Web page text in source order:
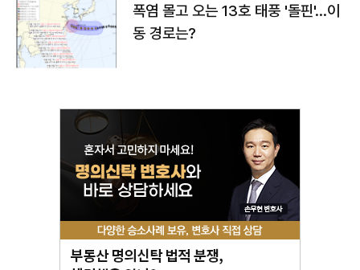
폭염 몰고 오는 13호 태풍 '돌핀'…이
동 경로는?